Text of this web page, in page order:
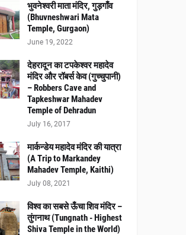
भुवनेश्वरी माता मंदिर, गुड़गाँव
(Bhuvneshwari Mata
Temple, Gurgaon)
June 19, 2022
देहरादून का टपकेश्वर महादेव
मंदिर और रॉबर्स केव (गुच्चुपानी)
– Robbers Cave and
Tapkeshwar Mahadev
Temple of Dehradun
July 16, 2017
मार्कन्डेय महादेव मंदिर की यात्रा
(A Trip to Markandey
Mahadev Temple, Kaithi)
July 08, 2021
विश्व का सबसे ऊँचा शिव मंदिर –
तुंगनाथ (Tungnath - Highest
Shiva Temple in the World)